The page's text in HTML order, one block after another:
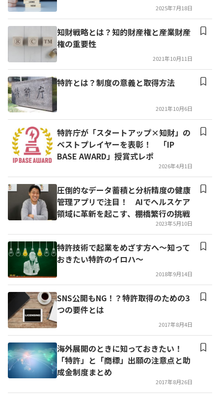
2025年7月18日
知財戦略とは？知的財産権と産業財産
権の重要性
2021年10月11日
特許とは？制度の意義と取得方法
2021年10月6日
特許庁が「スタートアップ×知財」の
ベストプレイヤーを表彰！ 「IP
BASE AWARD」授賞式レポ
2026年4月1日
圧倒的なデータ蓄積と分析精度の健康
管理アプリで注目！ AIでヘルスケア
領域に革新を起こす、棚橋繁行の挑戦
2023年5月10日
特許技術で起業をめざす方へ～知って
おきたい特許のイロハ～
2018年9月14日
SNS公開もNG！？特許取得のための3
つの要件とは
2017年8月4日
海外展開のときに知っておきたい！
「特許」と「商標」出願の注意点と助
成金制度まとめ
2017年8月26日